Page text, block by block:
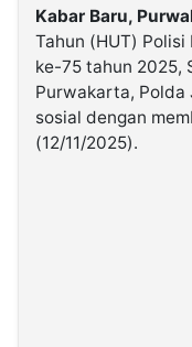
Kabarbaru.co
2026
Kabar Baru,
Tahun (HUT)
ke-75 tahun 2025,
Purwakarta, Polda
sosial dengan
(12/11/2025).